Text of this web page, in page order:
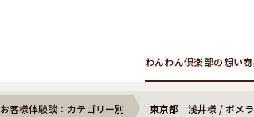
わんわん倶楽部の想い
お客様体験談：カテゴリー別 東京都 浅井様 / ポメ